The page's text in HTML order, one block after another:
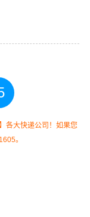
常是按单价×公
各大快递公司！如果您
。